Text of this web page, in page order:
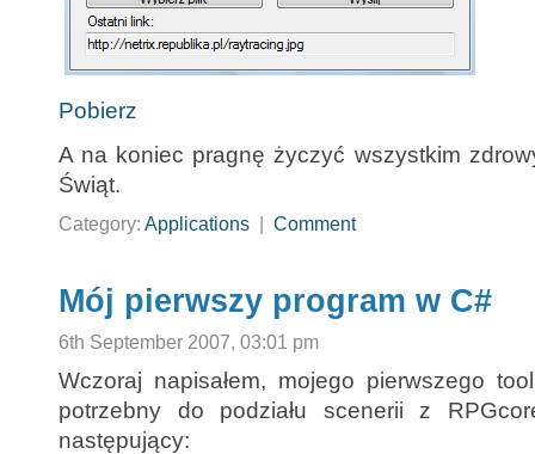
Pobierz
A na koniec pragnę życzyć wszystkim
Świąt.
Category: Applications Comment
Mój pierwszy program w C#
6th September 2007, 03:01 pm
Wczoraj napisałem, mojego pierwszego
potrzebny do podziału scenerii z
następujący: